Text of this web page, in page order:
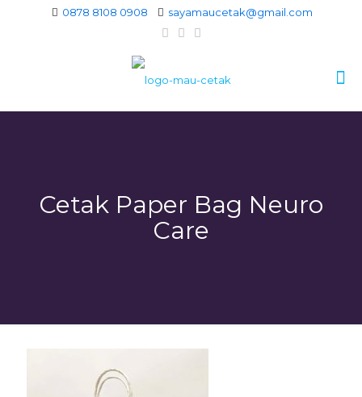
0878 8108 0908 sayamaucetak@gmail.com
Cetak Paper Bag Neuro
Care